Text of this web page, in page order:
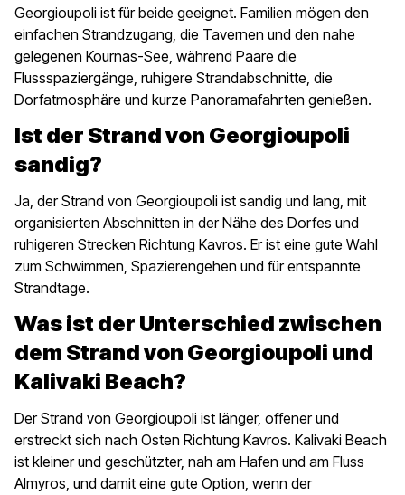
Georgioupoli ist für beide geeignet. Familien mögen den
einfachen Strandzugang, die Tavernen und den nahe
gelegenen Kournas-See, während Paare die
Flussspaziergänge, ruhigere Strandabschnitte, die
Dorfatmosphäre und kurze Panoramafahrten genießen.
Ist der Strand von Georgioupoli
sandig?
Ja, der Strand von Georgioupoli ist sandig und lang, mit
organisierten Abschnitten in der Nähe des Dorfes und
ruhigeren Strecken Richtung Kavros. Er ist eine gute Wahl
zum Schwimmen, Spazierengehen und für entspannte
Strandtage.
Was ist der Unterschied zwischen
dem Strand von Georgioupoli und
Kalivaki Beach?
Der Strand von Georgioupoli ist länger, offener und
erstreckt sich nach Osten Richtung Kavros. Kalivaki Beach
ist kleiner und geschützter, nah am Hafen und am Fluss
Almyros, und damit eine gute Option, wenn der